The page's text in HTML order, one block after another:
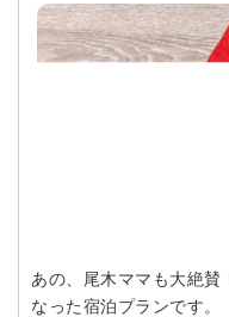
あの、尾木ママも大絶賛
なった宿泊プランです。